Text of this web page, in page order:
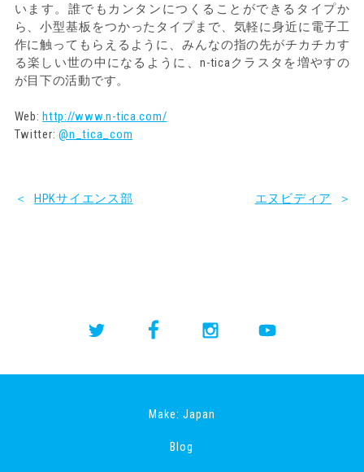
います。誰でもカンタンにつくることができるタイプか
ら、小型基板をつかったタイプまで、気軽に身近に電子工
作に触ってもらえるように、みんなの指の先がチカチカす
る楽しい世の中になるように、n-ticaクラスタを増やすの
が目下の活動です。
Web:http://www.n-tica.com/
Twitter:@n_tica_com
＜ HPKサイエンス部 エヌビディア ＞
Make: Japan
Blog